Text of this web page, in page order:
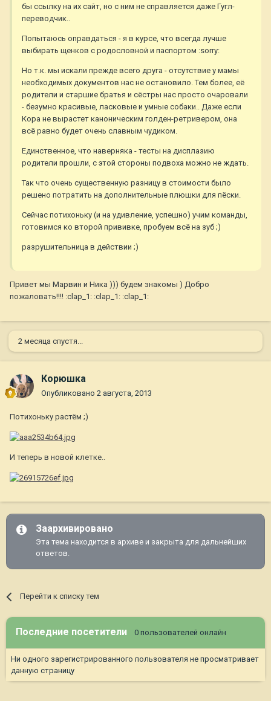
бы ссылку на их сайт, но с ним не справляется даже Гугл-
переводчик..
Попытаюсь оправдаться - я в курсе, что всегда лучше
выбирать щенков с родословной и паспортом :sorry:
Но т.к. мы искали прежде всего друга - отсутствие у мамы
необходимых документов нас не остановило. Тем более, её
родители и старшие братья и сёстры нас просто очаровали
- безумно красивые, ласковые и умные собаки.. Даже если
Кора не вырастет каноническим голден-ретривером, она
всё равно будет очень славным чудиком.
Единственное, что наверняка - тесты на дисплазию
родители прошли, с этой стороны подвоха можно не ждать.
Так что очень существенную разницу в стоимости было
решено потратить на дополнительные плюшки для пёски.
Сейчас потихоньку (и на удивление, успешно) учим команды,
готовимся ко второй прививке, пробуем всё на зуб ;)
разрушительница в действии ;)
Привет мы Марвин и Ника ))) будем знакомы ) Добро
пожаловать!!!! :clap_1: :clap_1: :clap_1:
2 месяца спустя...
Корюшка
Опубликовано 2 августа, 2013
Потихоньку растём ;)
И теперь в новой клетке..
Заархивировано
Эта тема находится в архиве и закрыта для дальнейших
ответов.
Перейти к списку тем
Последние посетители 0 пользователей онлайн
Ни одного зарегистрированного пользователя не просматривает
данную страницу